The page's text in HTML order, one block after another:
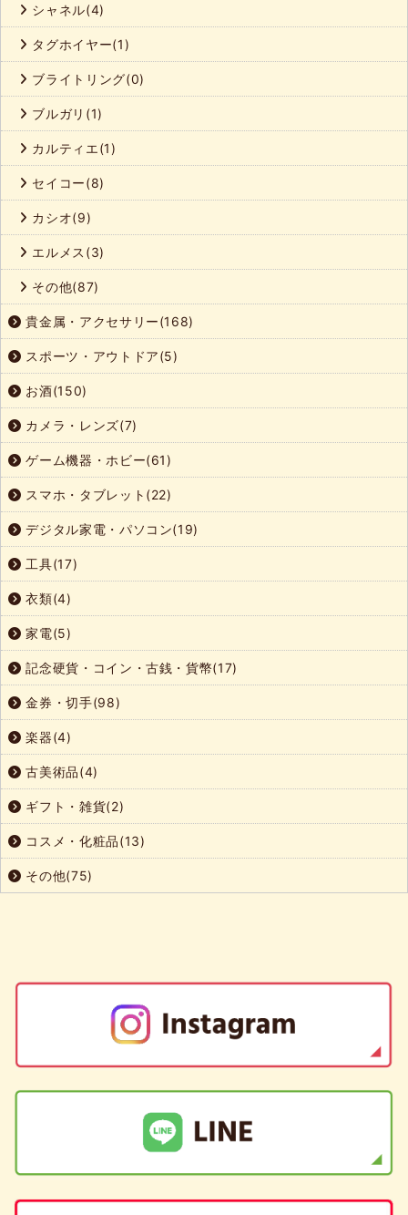
シャネル(4)
タグホイヤー(1)
ブライトリング(0)
ブルガリ(1)
カルティエ(1)
セイコー(8)
カシオ(9)
エルメス(3)
その他(87)
貴金属・アクセサリー(168)
スポーツ・アウトドア(5)
お酒(150)
カメラ・レンズ(7)
ゲーム機器・ホビー(61)
スマホ・タブレット(22)
デジタル家電・パソコン(19)
工具(17)
衣類(4)
家電(5)
記念硬貨・コイン・古銭・貨幣(17)
金券・切手(98)
楽器(4)
古美術品(4)
ギフト・雑貨(2)
コスメ・化粧品(13)
その他(75)